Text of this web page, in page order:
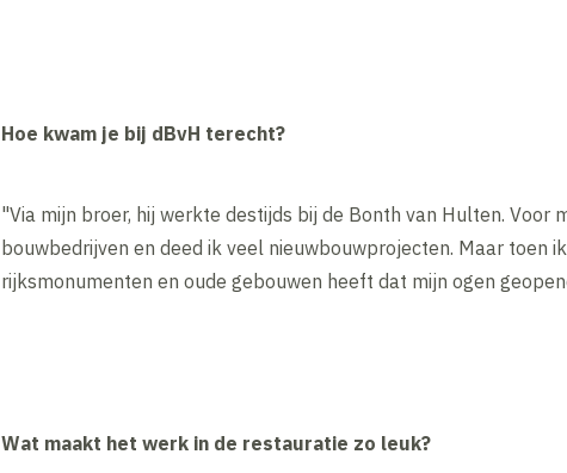
Hoe kwam je bij dBvH terecht?
"Via mijn broer, hij werkte destijds bij de Bonth van Hulten.
bouwbedrijven en deed ik veel nieuwbouwprojecten. Maar toen
rijksmonumenten en oude gebouwen heeft dat mijn ogen
Wat maakt het werk in de restauratie zo leuk?